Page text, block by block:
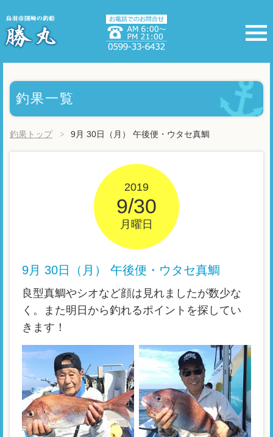
釣果一覧
釣果トップ 9月 30日（月） 午後便・ウタセ真鯛
2019
9/30
月曜日
9月 30日（月） 午後便・ウタセ真鯛
良型真鯛やシオなど顔は見れましたが数少な
く。また明日から釣れるポイントを探してい
きます！